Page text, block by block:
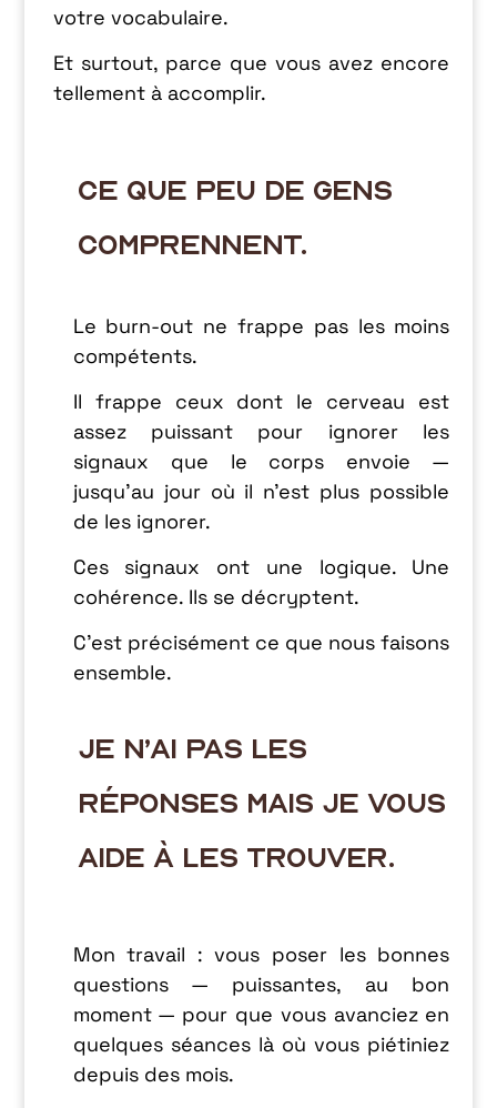
votre vocabulaire.
Et surtout, parce que vous avez encore
tellement à accomplir.
Ce que peu de gens
comprennent.
Le burn-out ne frappe pas les moins
compétents.
Il frappe ceux dont le cerveau est
assez puissant pour ignorer les
signaux que le corps envoie —
jusqu’au jour où il n’est plus possible
de les ignorer.
Ces signaux ont une logique. Une
cohérence. Ils se décryptent.
C’est précisément ce que nous faisons
ensemble.
je n’ai pas les
réponses mais je vous
aide à les trouver.
Mon travail : vous poser les bonnes
questions — puissantes, au bon
moment — pour que vous avanciez en
quelques séances là où vous piétiniez
depuis des mois.